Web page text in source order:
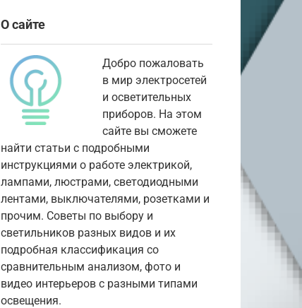
О сайте
Добро пожаловать
в мир электросетей
и осветительных
приборов. На этом
сайте вы сможете
найти статьи с подробными
инструкциями о работе электрикой,
лампами, люстрами, светодиодными
лентами, выключателями, розетками и
прочим. Советы по выбору и
светильников разных видов и их
подробная классификация со
сравнительным анализом, фото и
видео интерьеров с разными типами
освещения.